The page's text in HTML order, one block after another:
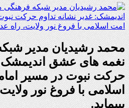
محمد رشیدیان مدیر
نغمه های عشق اندیمشک:
حرکت نبوت در مسیر
اسلامی با فروغ نور
بپیماید.